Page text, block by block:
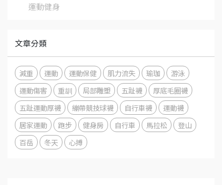
運動健身
文章分類
減重 運動 運動保健 肌力流失 瑜珈
游泳
運動傷害
重訓 局部雕塑 五趾襪
厚底毛圈襪
五趾運動厚襪
繃帶競技球襪 自行車襪
運動襪
居家運動
跑步 健身房 自行車 馬拉松
登山
百岳
冬天 心搏